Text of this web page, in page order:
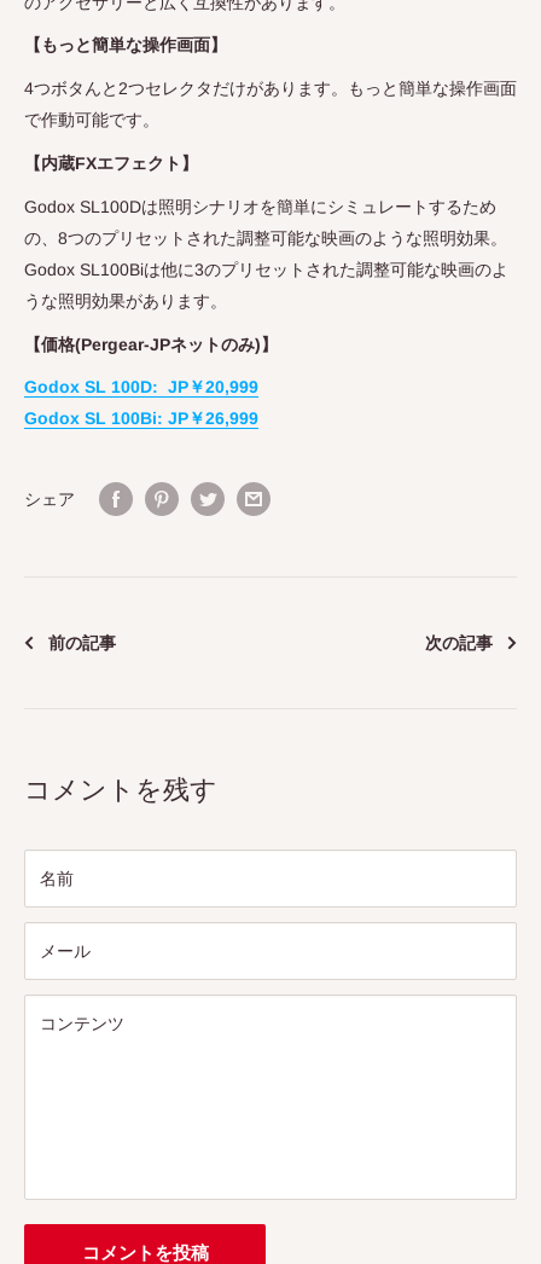
【もっと簡単な操作画面】
4つボタんと2つセレクタだけがあります。もっと簡単な操作画面
で作動可能です。
【内蔵FXエフェクト】
Godox SL100Dは照明シナリオを簡単にシミュレートするため
の、8つのプリセットされた調整可能な映画のような照明効果。
Godox SL100Biは他に3のプリセットされた調整可能な映画のよ
うな照明効果があります。
【価格(Pergear-JPネットのみ)】
Godox SL 100D: JP￥20,999
Godox SL 100Bi: JP￥26,999
シェア
前の記事 次の記事
コメントを残す
名前
メール
コンテンツ
コメントを投稿